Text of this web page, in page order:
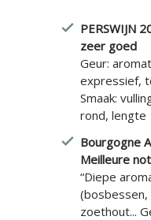
PERSWIJN
zeer goed
Geur:
expressief,
Smaak:
rond, lengte
Bourgogne
Meilleure
“Diepe
zoethout...